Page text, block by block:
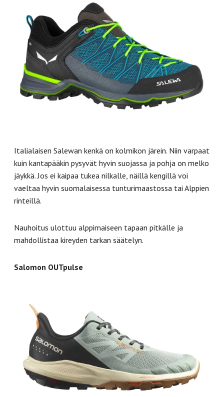
Italialaisen Salewan kenkä on kolmikon järein. Niin varpaat
kuin kantapääkin pysyvät hyvin suojassa ja pohja on melko
jäykkä. Jos ei kaipaa tukea nilkalle, näillä kengillä voi
vaeltaa hyvin suomalaisessa tunturimaastossa tai Alppien
rinteillä.
Nauhoitus ulottuu alppimaiseen tapaan pitkälle ja
mahdollistaa kireyden tarkan säätelyn.
Salomon OUTpulse